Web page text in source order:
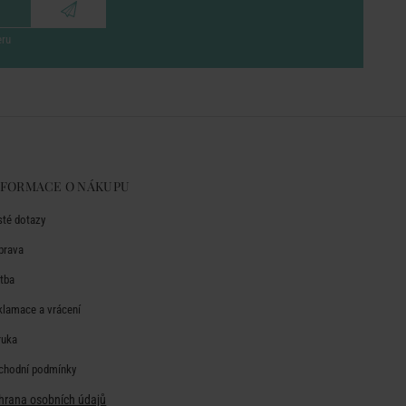
O NÁKUPU
dotazy
a vrácení
podmínky
osobních údajů